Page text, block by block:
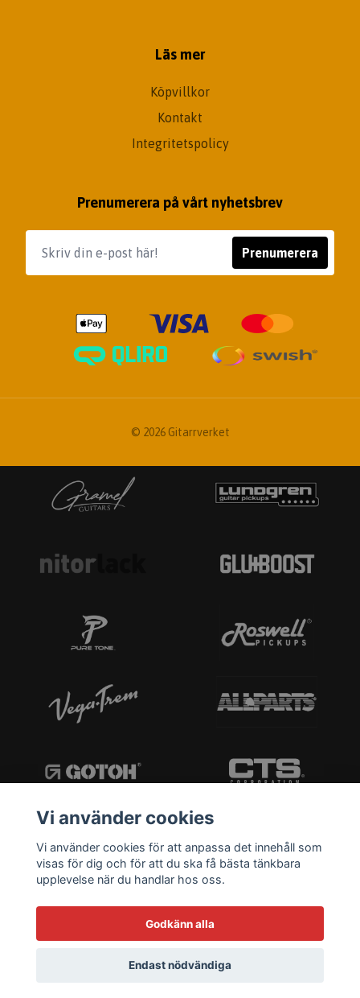
Läs mer
Köpvillkor
Kontakt
Integritetspolicy
Prenumerera på vårt nyhetsbrev
Prenumerera
© 2026 Gitarrverket
Vi använder cookies
Vi använder cookies för att anpassa det innehåll som
visas för dig och för att du ska få bästa tänkbara
upplevelse när du handlar hos oss.
Godkänn alla
Endast nödvändiga